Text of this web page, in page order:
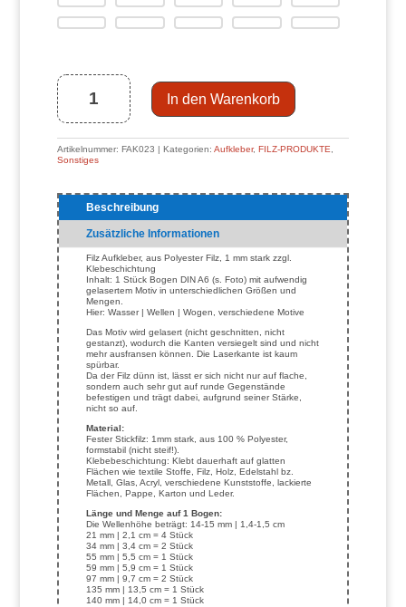
Filz-
Aufkleber
Wellen
(Bogen
DIN
A6)
Menge In den Warenkorb
Artikelnummer: FAK023 Kategorien: Aufkleber, FILZ-PRODUKTE,
Sonstiges
Beschreibung
Zusätzliche Informationen
Filz Aufkleber, aus Polyester Filz, 1 mm stark zzgl.
Klebeschichtung
Inhalt: 1 Stück Bogen DIN A6 (s. Foto) mit aufwendig
gelasertem Motiv in unterschiedlichen Größen und
Mengen.
Hier: Wasser | Wellen | Wogen, verschiedene Motive
Das Motiv wird gelasert (nicht geschnitten, nicht
gestanzt), wodurch die Kanten versiegelt sind und nicht
mehr ausfransen können. Die Laserkante ist kaum
spürbar.
Da der Filz dünn ist, lässt er sich nicht nur auf flache,
sondern auch sehr gut auf runde Gegenstände
befestigen und trägt dabei, aufgrund seiner Stärke,
nicht so auf.
Material:
Fester Stickfilz: 1mm stark, aus 100 % Polyester,
formstabil (nicht steif!).
Klebebeschichtung: Klebt dauerhaft auf glatten
Flächen wie textile Stoffe, Filz, Holz, Edelstahl bz.
Metall, Glas, Acryl, verschiedene Kunststoffe, lackierte
Flächen, Pappe, Karton und Leder.
Länge und Menge auf 1 Bogen:
Die Wellenhöhe beträgt: 14-15 mm | 1,4-1,5 cm
21 mm | 2,1 cm = 4 Stück
34 mm | 3,4 cm = 2 Stück
55 mm | 5,5 cm = 1 Stück
59 mm | 5,9 cm = 1 Stück
97 mm | 9,7 cm = 2 Stück
135 mm | 13,5 cm = 1 Stück
140 mm | 14,0 cm = 1 Stück